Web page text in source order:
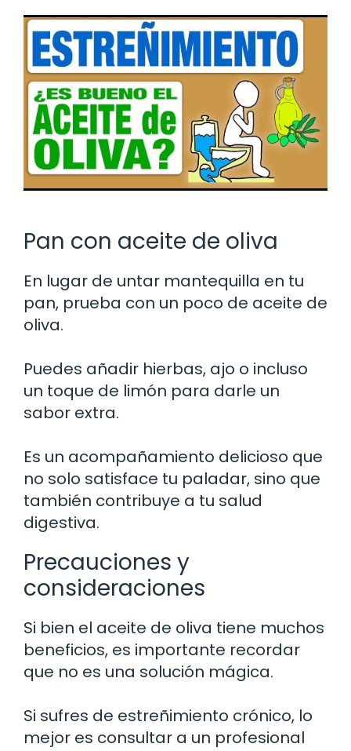
Pan con aceite de oliva
En lugar de untar mantequilla en tu
pan, prueba con un poco de aceite de
oliva.
Puedes añadir hierbas, ajo o incluso
un toque de limón para darle un
sabor extra.
Es un acompañamiento delicioso que
no solo satisface tu paladar, sino que
también contribuye a tu salud
digestiva.
Precauciones y
consideraciones
Si bien el aceite de oliva tiene muchos
beneficios, es importante recordar
que no es una solución mágica.
Si sufres de estreñimiento crónico, lo
mejor es consultar a un profesional